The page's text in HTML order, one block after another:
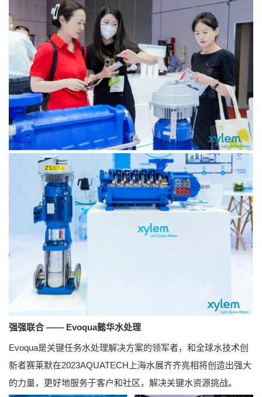
强强联合 —— Evoqua懿华水处理
Evoqua是关键任务水处理解决方案的领军者，和全球水技术创
新者赛莱默在2023AQUATECH上海水展齐齐亮相将创造出强大
的力量，更好地服务于客户和社区，解决关键水资源挑战。